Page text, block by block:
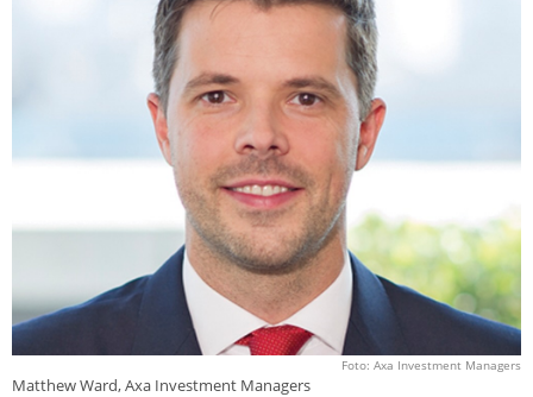
Foto: Axa Investment Managers
Matthew Ward, Axa Investment Managers